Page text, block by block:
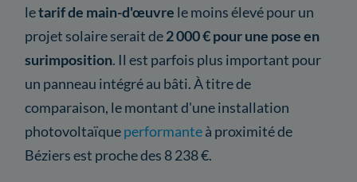
letarif de main-d'œuvre le moins élevé pour un
projet solaire serait de2 000 € pour une pose en
surimposition. Il est parfois plus important pour
un panneau intégré au bâti. À titre de
comparaison, le montant d'une installation
photovoltaïqueperformanteà proximité de
Béziers est proche des 8 238 €.